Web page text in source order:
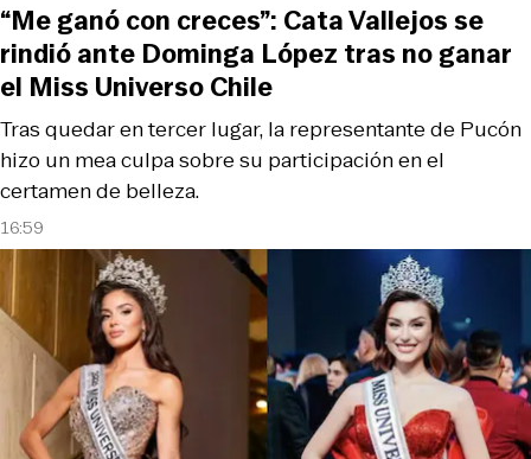
16:59
Tras quedar en tercer lugar, la representante de Pucón
hizo un mea culpa sobre su participación en el
certamen de belleza.
“Me ganó con creces”: Cata Vallejos se
rindió ante Dominga López tras no ganar
el Miss Universo Chile